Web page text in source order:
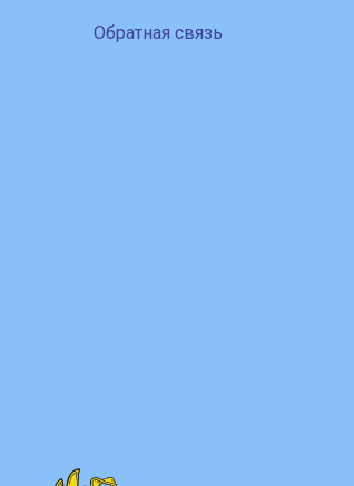
Обратная связь